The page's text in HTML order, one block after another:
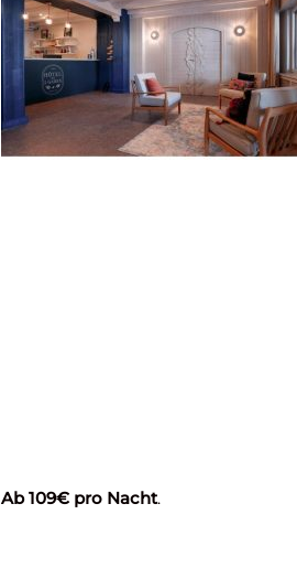
Ab 109€ pro Nacht.